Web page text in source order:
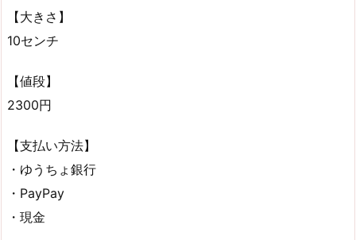
【大きさ】
10センチ
【値段】
2300円
【支払い方法】
・ゆうちょ銀行
・PayPay
・現金